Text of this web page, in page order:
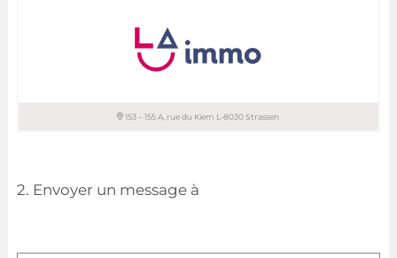
153 – 155 A, rue du Kiem L-8030 Strassen
2. Envoyer un message à